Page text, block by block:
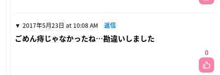
2017年5月23日 at 10:08 AM 返信
ごめん痔じゃなかったね…勘違いしました
0